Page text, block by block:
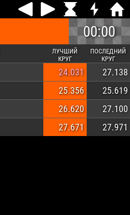
00:00
ЛУЧШИЙ
КРУГ
ПОСЛЕДНИЙ
КРУГ
24.031
27.138
25.356
25.619
26.620
27.100
27.671 27.971